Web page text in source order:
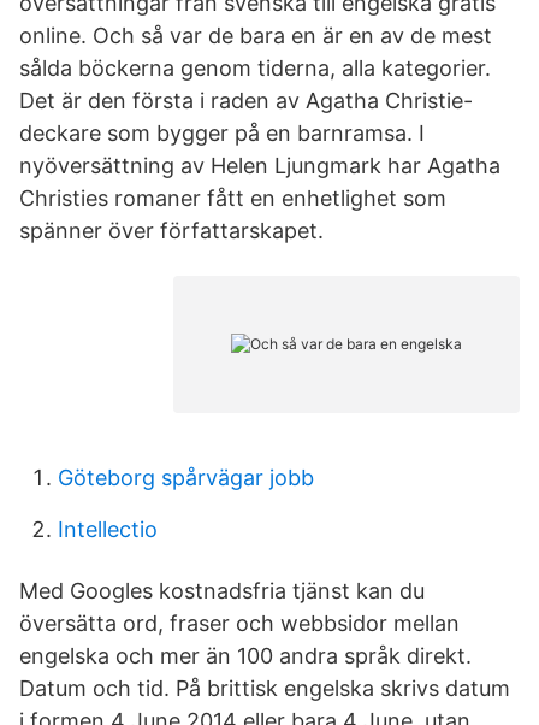
online. Och så var de bara en är en av de mest
sålda böckerna genom tiderna, alla kategorier.
Det är den första i raden av Agatha Christie-
deckare som bygger på en barnramsa. I
nyöversättning av Helen Ljungmark har Agatha
Christies romaner fått en enhetlighet som
spänner över författarskapet.
Göteborg spårvägar jobb
Intellectio
Med Googles kostnadsfria tjänst kan du
översätta ord, fraser och webbsidor mellan
engelska och mer än 100 andra språk direkt.
Datum och tid. På brittisk engelska skrivs datum